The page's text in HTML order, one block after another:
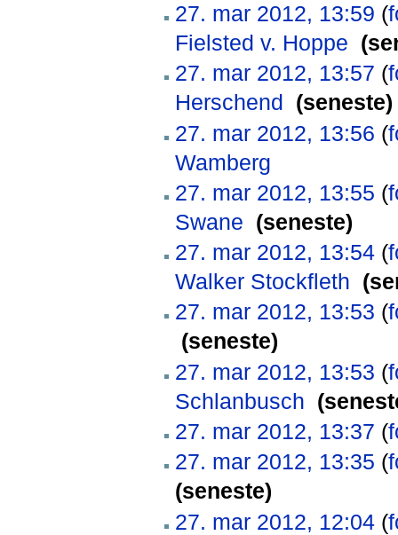
27. mar 2012, 13:59 (
Fielsted v. Hoppe
27. mar 2012, 13:57 (
Herschend (seneste)
27. mar 2012, 13:56 (
Wamberg
27. mar 2012, 13:55 (
Swane (seneste)
27. mar 2012, 13:54 (
Walker Stockfleth
27. mar 2012, 13:53 (
(seneste)
27. mar 2012, 13:53 (
Schlanbusch
27. mar 2012, 13:37 (
27. mar 2012, 13:35 (
(seneste)
27. mar 2012, 12:04 (